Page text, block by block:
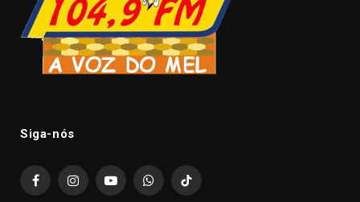
Siga-nós
FacebookInstagramYouTubeWhatsAppTikTok